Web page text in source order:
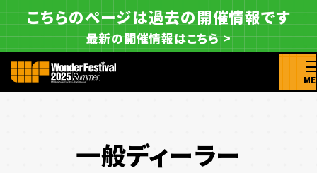
こちらのページは過去の開催情報です
最新の開催情報はこちら >
一般ディーラー